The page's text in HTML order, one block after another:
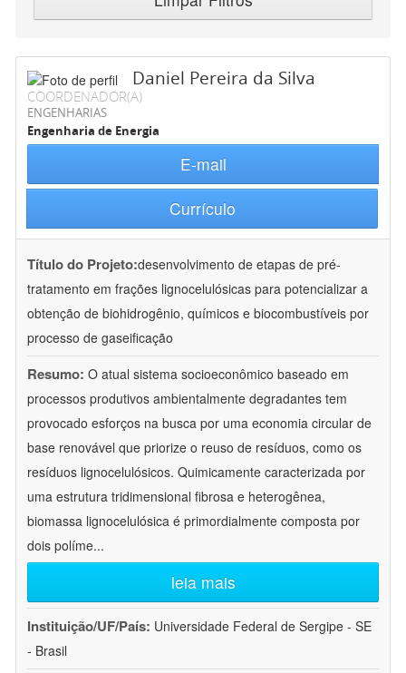
Daniel Pereira da Silva
COORDENADOR(A)
ENGENHARIAS
Engenharia de Energia
E-mail
Currículo
Título do Projeto:desenvolvimento de etapas de pré-
tratamento em frações lignocelulósicas para potencializar a
obtenção de biohidrogênio, químicos e biocombustíveis por
processo de gaseificação
Resumo: O atual sistema socioeconômico baseado em
processos produtivos ambientalmente degradantes tem
provocado esforços na busca por uma economia circular de
base renovável que priorize o reuso de resíduos, como os
resíduos lignocelulósicos. Quimicamente caracterizada por
uma estrutura tridimensional fibrosa e heterogênea,
biomassa lignocelulósica é primordialmente composta por
dois políme...
leia mais
Instituição/UF/País: Universidade Federal de Sergipe - SE
- Brasil